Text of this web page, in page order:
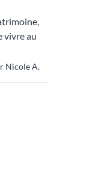
vivre au
Nicole A.